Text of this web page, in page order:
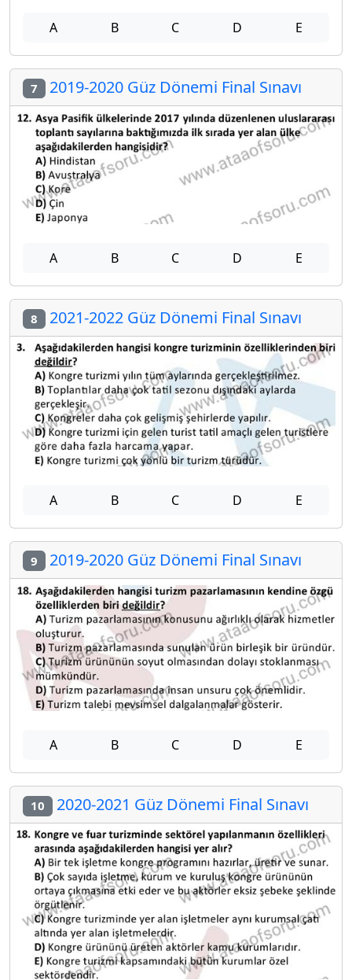
A B C D E
7 2019-2020 Güz Dönemi Final Sınavı
A B C D E
8 2021-2022 Güz Dönemi Final Sınavı
A B C D E
9 2019-2020 Güz Dönemi Final Sınavı
A B C D E
10 2020-2021 Güz Dönemi Final Sınavı